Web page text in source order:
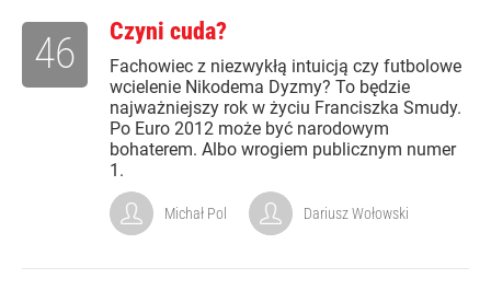
Czyni cuda?
Fachowiec z niezwykłą intuicją czy futbolowe
wcielenie Nikodema Dyzmy? To będzie
najważniejszy rok w życiu Franciszka Smudy.
Po Euro 2012 może być narodowym
bohaterem. Albo wrogiem publicznym numer
1.
46
Michał Pol Dariusz Wołowski